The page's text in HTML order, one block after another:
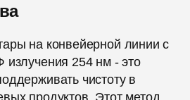
на конвейерной линии с
излучения 254 нм - это
чистоту в